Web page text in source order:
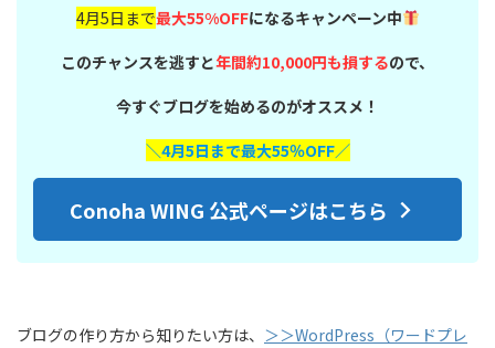
4月5日まで最大55%OFFになるキャンペーン中
このチャンスを逃すと年間約10,000円も損するので、
今すぐブログを始めるのがオススメ！
＼4月5日まで最大55％OFF／
Conoha WING 公式ページはこちら
ブログの作り方から知りたい方は、 ＞＞WordPress（ワードプレ